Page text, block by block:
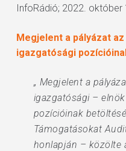
InfoRádió; 2022. október
Megjelent a pályázat
igazgatósági
„ Megjelent a
igazgatósági –
pozícióinak
Támogatásokat
honlapján – közölte